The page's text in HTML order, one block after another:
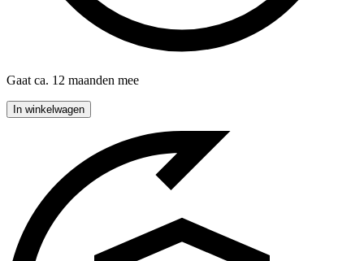
Gaat ca. 12 maanden mee
In winkelwagen